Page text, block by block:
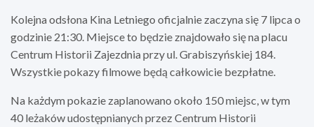
Kolejna odsłona Kina Letniego oficjalnie zaczyna się 7 lipca o
godzinie 21:30. Miejsce to będzie znajdowało się na placu
Centrum Historii Zajezdnia przy ul. Grabiszyńskiej 184.
Wszystkie pokazy filmowe będą całkowicie bezpłatne.
Na każdym pokazie zaplanowano około 150 miejsc, w tym
40 leżaków udostępnianych przez Centrum Historii